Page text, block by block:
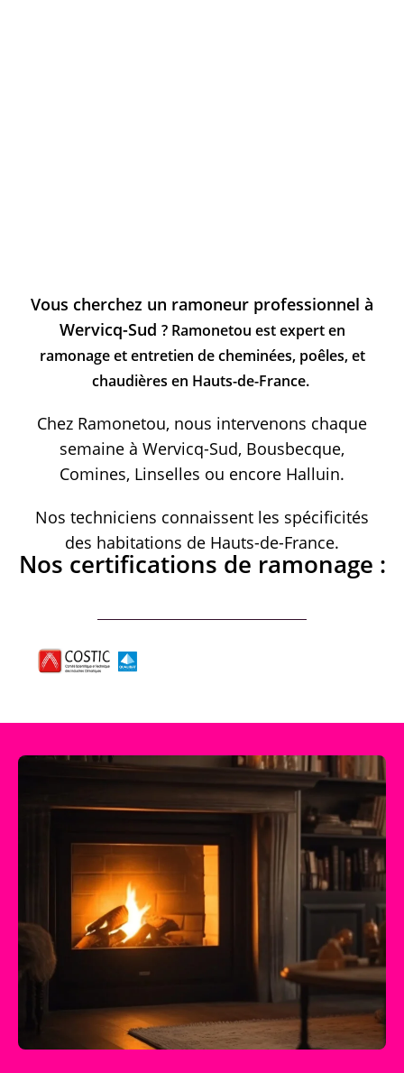
Vous cherchez un ramoneur professionnel à
Wervicq-Sud ? Ramonetou est expert en
ramonage et entretien de cheminées, poêles, et
chaudières en Hauts-de-France.
Chez Ramonetou, nous intervenons chaque
semaine à Wervicq-Sud, Bousbecque,
Comines, Linselles ou encore Halluin.
Nos techniciens connaissent les spécificités
des habitations de Hauts-de-France.
Nos certifications de ramonage :